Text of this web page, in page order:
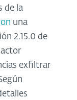
de la
una
2.15.0 de
exfiltrar